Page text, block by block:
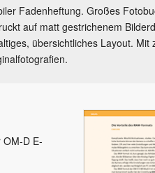
Fadenheftung. Großes
auf matt gestrichenem
übersichtliches Layout. Mit
D E-